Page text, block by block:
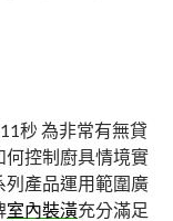
秒 為非常有無貸
何控制廚具情境實
列產品運用範圍廣
室內裝潢充分滿足